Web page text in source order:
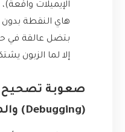
الإيميلات
هاي النقطة بدون
بتضل عالقة في
إلا لما الزبون
صعوبة تصحيح
(Debugging) والمراقبة